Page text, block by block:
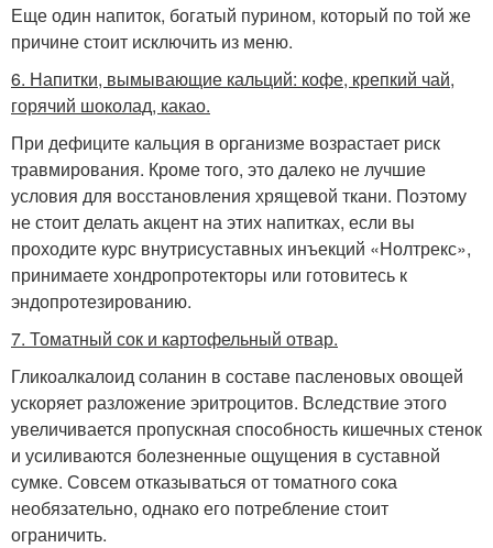
Еще один напиток, богатый пурином, который по той же
причине стоит исключить из меню.
6. Напитки, вымывающие кальций: кофе, крепкий чай,
горячий шоколад, какао.
При дефиците кальция в организме возрастает риск
травмирования. Кроме того, это далеко не лучшие
условия для восстановления хрящевой ткани. Поэтому
не стоит делать акцент на этих напитках, если вы
проходите курс внутрисуставных инъекций «Нолтрекс»,
принимаете хондропротекторы или готовитесь к
эндопротезированию.
7. Томатный сок и картофельный отвар.
Гликоалкалоид соланин в составе пасленовых овощей
ускоряет разложение эритроцитов. Вследствие этого
увеличивается пропускная способность кишечных стенок
и усиливаются болезненные ощущения в суставной
сумке. Совсем отказываться от томатного сока
необязательно, однако его потребление стоит
ограничить.